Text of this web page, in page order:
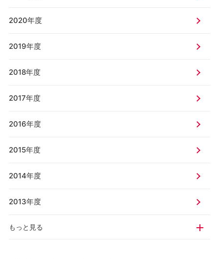
2020年度
2019年度
2018年度
2017年度
2016年度
2015年度
2014年度
2013年度
もっと見る